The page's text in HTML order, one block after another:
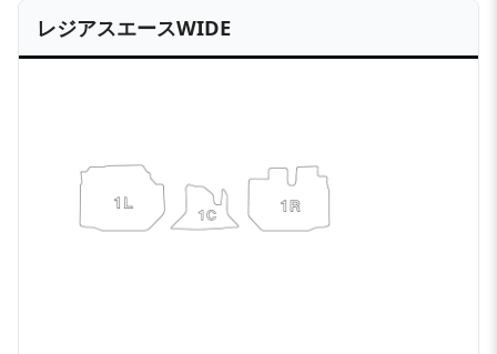
レジアスエースWIDE